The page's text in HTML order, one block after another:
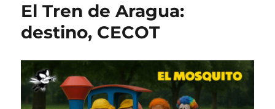
El Tren de Aragua:
destino, CECOT